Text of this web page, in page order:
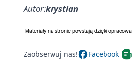
Autor:krystian
Zaobserwuj nas! Facebook